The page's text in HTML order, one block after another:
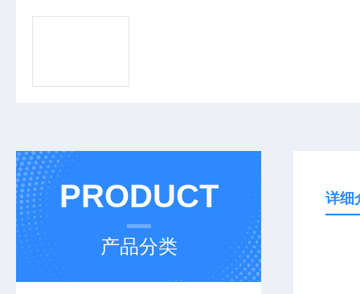
PRODUCT
产品分类
详细